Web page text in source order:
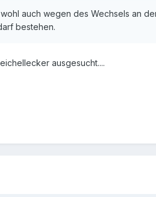
auch wegen des Wechsels an
bestehen.
ausgesucht....